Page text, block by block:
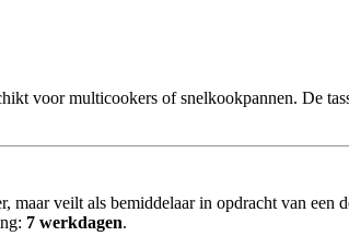
voor multicookers of snelkookpannen. De
maar veilt als bemiddelaar in opdracht van een
7 werkdagen.